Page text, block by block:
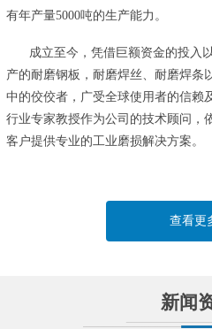
有年产量5000吨的生产能力。
成立至今，凭借巨额资金的投入
产的耐磨钢板，耐磨焊丝、耐磨焊条
中的佼佼者，广受全球使用者的信赖
行业专家教授作为公司的技术顾问，
客户提供专业的工业磨损解决方案。
查看更
新闻